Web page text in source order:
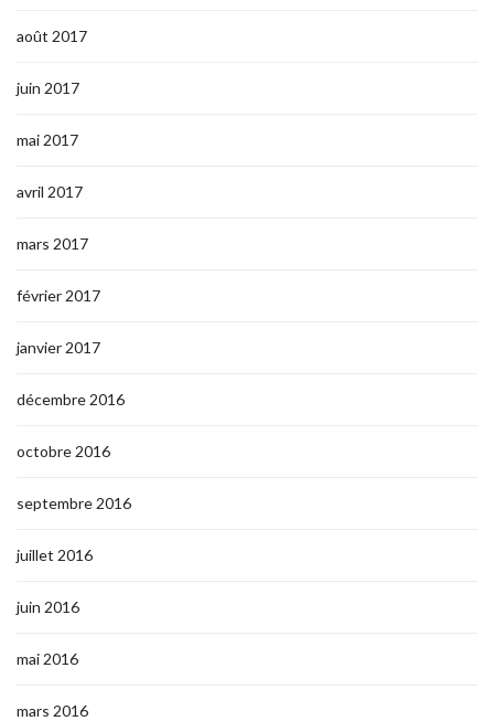
août 2017
juin 2017
mai 2017
avril 2017
mars 2017
février 2017
janvier 2017
décembre 2016
octobre 2016
septembre 2016
juillet 2016
juin 2016
mai 2016
mars 2016